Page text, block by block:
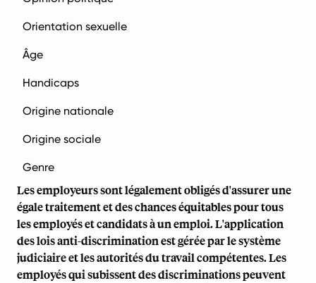
Orientation sexuelle
Âge
Handicaps
Origine nationale
Origine sociale
Genre
Les employeurs sont légalement obligés d'assurer une
égale traitement et des chances équitables pour tous
les employés et candidats à un emploi. L'application
des lois anti-discrimination est gérée par le système
judiciaire et les autorités du travail compétentes. Les
employés qui subissent des discriminations peuvent